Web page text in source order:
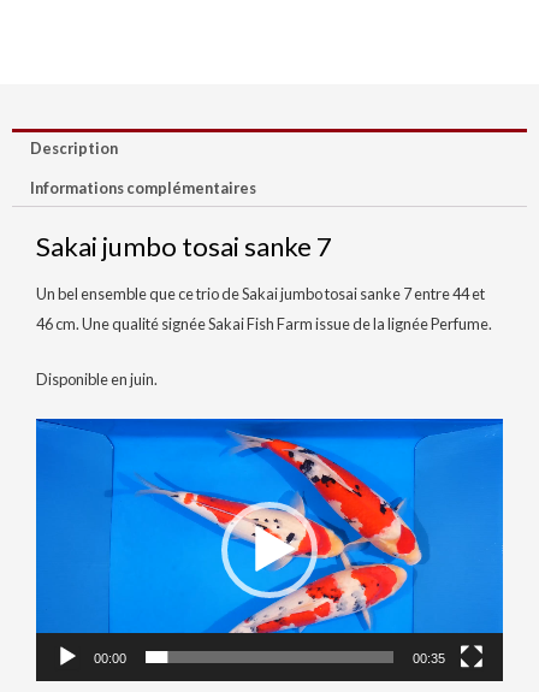
Description
Informations complémentaires
Sakai jumbo tosai sanke 7
Un bel ensemble que ce trio de Sakai jumbo tosai sanke 7 entre 44 et
46 cm. Une qualité signée Sakai Fish Farm issue de la lignée Perfume.
Disponible en juin.
Lecteur
00:00 00:35